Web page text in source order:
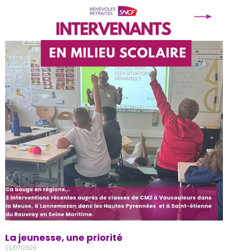
La jeunesse, une priorité
01/07/2026